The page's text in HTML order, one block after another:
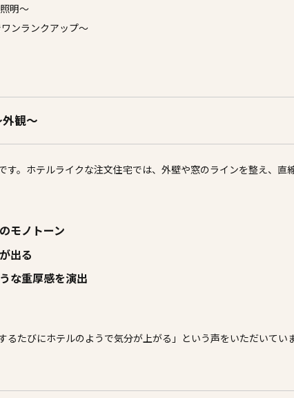
明～
ンランクアップ～
観～
す。ホテルライクな注文住宅では、外壁や窓のラインを整え、直
モノトーン
出る
な重厚感を演出
たびにホテルのようで気分が上がる」という声をいただいていま